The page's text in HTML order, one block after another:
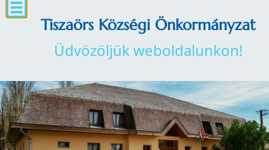
Tiszaörs Községi Önkormányzat
Üdvözöljük weboldalunkon!